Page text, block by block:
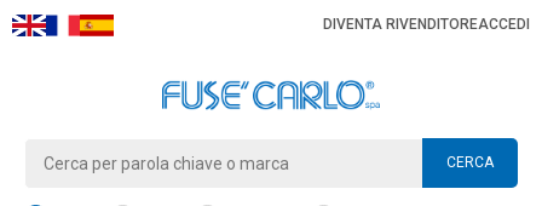
DIVENTA RIVENDITOREACCEDI
CERCA